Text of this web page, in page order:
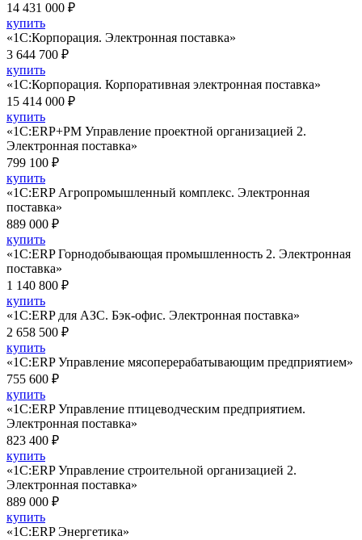
14 431 000 ₽
купить
«1С:Корпорация. Электронная поставка»
3 644 700 ₽
купить
«1С:Корпорация. Корпоративная электронная поставка»
15 414 000 ₽
купить
«1С:ERP+PM Управление проектной организацией 2.
Электронная поставка»
799 100 ₽
купить
«1С:ERP Агропромышленный комплекс. Электронная
поставка»
889 000 ₽
купить
«1С:ERP Горнодобывающая промышленность 2. Электронная
поставка»
1 140 800 ₽
купить
«1С:ERP для АЗС. Бэк-офис. Электронная поставка»
2 658 500 ₽
купить
«1C:ERP Управление мясоперерабатывающим предприятием»
755 600 ₽
купить
«1С:ERP Управление птицеводческим предприятием.
Электронная поставка»
823 400 ₽
купить
«1С:ERP Управление строительной организацией 2.
Электронная поставка»
889 000 ₽
купить
«1С:ERP Энергетика»